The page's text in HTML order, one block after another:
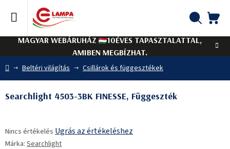
tartalomhoz
MAGYAR WEBÁRUHÁZ
10ÉVES TAPASZTALATTAL,
AMIBEN MEGBÍZHAT.
Kezdőlap
Beltéri világítás Csillárok és függesztékek
Searchlight 4503-3BK FINESSE, Függeszték
termék
átlagos
Nincs értékelés Ugrás az értékeléshez
Márka: Searchlight